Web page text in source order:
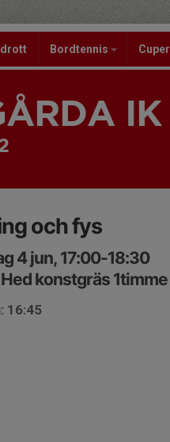
Bordtennis Cuper
IK
och fys
4 jun, 17:00-18:30
konstgräs 1timme
16:45